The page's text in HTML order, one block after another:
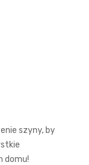
szyny, by
domu!